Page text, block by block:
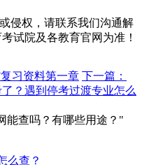
侵权，请联系我们沟通解
试院及各教育官网为准！
习资料第一章 下一篇：
？遇到停考过渡专业怎么
能查吗？有哪些用途？"
么查？